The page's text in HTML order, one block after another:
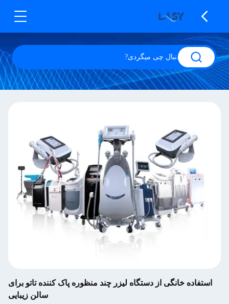
استفاده خانگی از دستگاه لیزر چند منظوره پاک کننده تاتو برای
سالن زیبایی